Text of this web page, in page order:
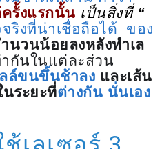
รั้งแรกนั้น เป็นสิ่งที่ “
ริงที่น่าเชื่อถือได้ ของ
นวนน้อยลงหลังทำเล
กันในแต่ละส่วน
ลล์ขนขึ้นช้าลง และเส้น
ระยะที่ต่างกัน นั่นเอง